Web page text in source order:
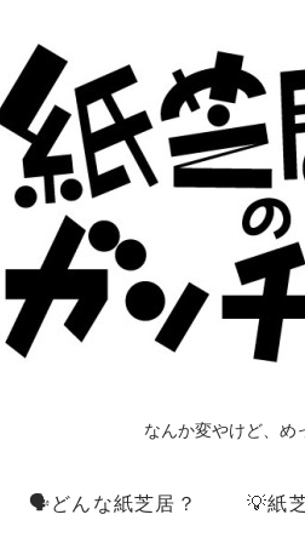
なんか変やけど、め
🗣️どんな紙芝居？ 💡紙